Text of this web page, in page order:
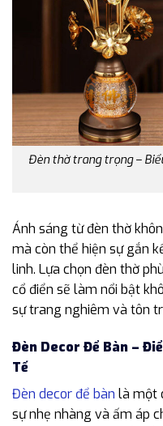
Đèn thờ trang trọng –
Ánh sáng từ đèn thờ
mà còn thể hiện sự gắn
linh. Lựa chọn đèn thờ
cổ điển sẽ làm nổi bật
sự trang nghiêm và tôn
Đèn Decor Để Bàn –
Tế
Đèn decor để bàn là một
sự nhẹ nhàng và ấm áp